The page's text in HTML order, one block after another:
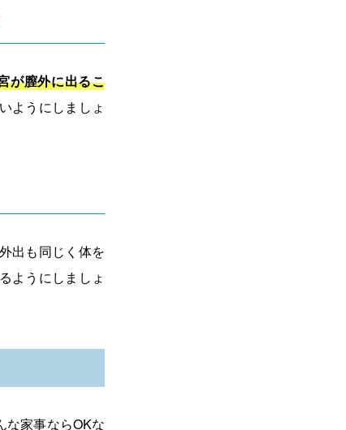
が膣外に出るこ
ようにしましょ
出も同じく体を
ようにしましょ
な家事ならOKな